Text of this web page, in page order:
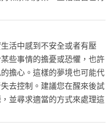
活中感到不安全或者有壓
些事情的擔憂或恐懼，也許
擔心。這樣的夢境也可能代
去控制。建議您在醒來後試
並尋求適當的方式來處理這